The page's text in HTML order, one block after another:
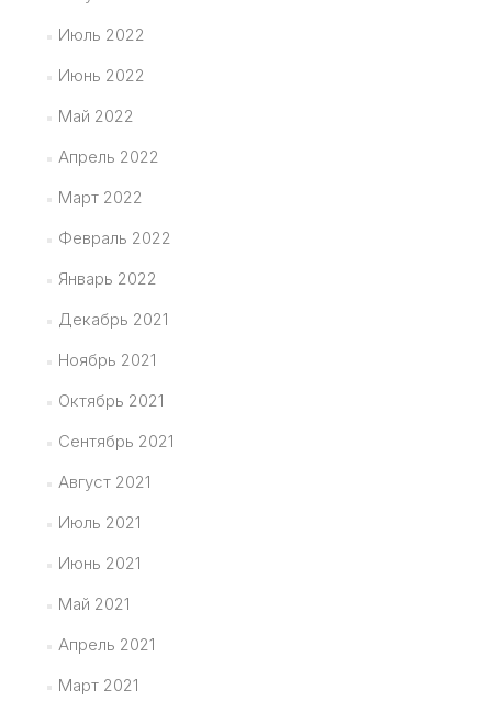
Июль 2022
Июнь 2022
Май 2022
Апрель 2022
Март 2022
Февраль 2022
Январь 2022
Декабрь 2021
Ноябрь 2021
Октябрь 2021
Сентябрь 2021
Август 2021
Июль 2021
Июнь 2021
Май 2021
Апрель 2021
Март 2021